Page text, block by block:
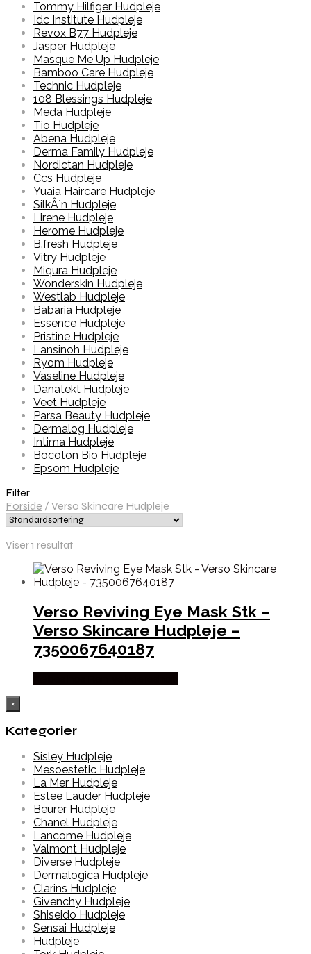
Tommy Hilfiger Hudpleje
Idc Institute Hudpleje
Revox B77 Hudpleje
Jasper Hudpleje
Masque Me Up Hudpleje
Bamboo Care Hudpleje
Technic Hudpleje
108 Blessings Hudpleje
Meda Hudpleje
Tio Hudpleje
Abena Hudpleje
Derma Family Hudpleje
Nordictan Hudpleje
Ccs Hudpleje
Yuaia Haircare Hudpleje
SilkÂ´n Hudpleje
Lirene Hudpleje
Herome Hudpleje
B.fresh Hudpleje
Vitry Hudpleje
Miqura Hudpleje
Wonderskin Hudpleje
Westlab Hudpleje
Babaria Hudpleje
Essence Hudpleje
Pristine Hudpleje
Lansinoh Hudpleje
Ryom Hudpleje
Vaseline Hudpleje
Danatekt Hudpleje
Veet Hudpleje
Parsa Beauty Hudpleje
Dermalog Hudpleje
Intima Hudpleje
Bocoton Bio Hudpleje
Epsom Hudpleje
Filter
Forside / Verso Skincare Hudpleje
Viser 1 resultat
Verso Reviving Eye Mask Stk –
Verso Skincare Hudpleje –
7350067640187
×
Kategorier
Sisley Hudpleje
Mesoestetic Hudpleje
La Mer Hudpleje
Estee Lauder Hudpleje
Beurer Hudpleje
Chanel Hudpleje
Lancome Hudpleje
Valmont Hudpleje
Diverse Hudpleje
Dermalogica Hudpleje
Clarins Hudpleje
Givenchy Hudpleje
Shiseido Hudpleje
Sensai Hudpleje
Hudpleje